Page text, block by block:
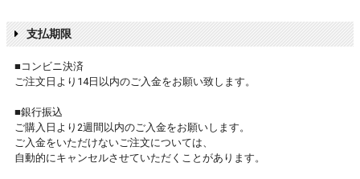
支払期限
■コンビニ決済
ご注文日より14日以内のご入金をお願い致します。
■銀行振込
ご購入日より2週間以内のご入金をお願いします。
ご入金をいただけないご注文については、
自動的にキャンセルさせていただくことがあります。